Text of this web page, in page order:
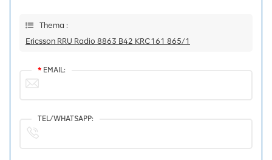
Thema :
Ericsson RRU Radio 8863 B42 KRC161 865/1
* EMAIL:
TEL/WHATSAPP: